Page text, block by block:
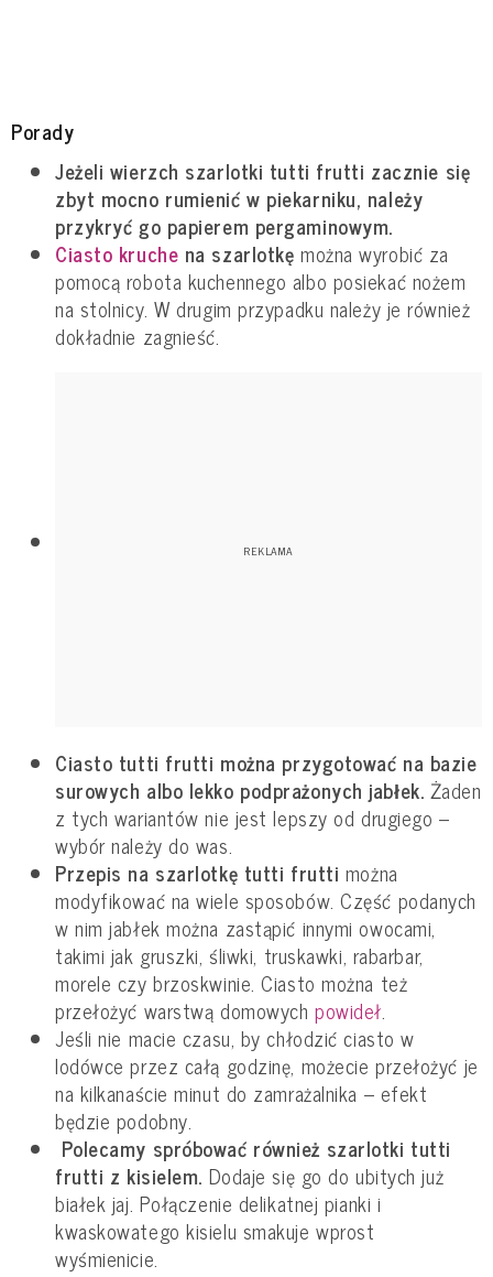
Porady
Jeżeli wierzch szarlotki tutti frutti zacznie się
zbyt mocno rumienić w piekarniku, należy
przykryć go papierem pergaminowym.
Ciasto kruche na szarlotkę można wyrobić za
pomocą robota kuchennego albo posiekać nożem
na stolnicy. W drugim przypadku należy je również
dokładnie zagnieść.
Ciasto tutti frutti można przygotować na bazie
surowych albo lekko podprażonych jabłek. Żaden
z tych wariantów nie jest lepszy od drugiego –
wybór należy do was.
Przepis na szarlotkę tutti frutti można
modyfikować na wiele sposobów. Część podanych
w nim jabłek można zastąpić innymi owocami,
takimi jak gruszki, śliwki, truskawki, rabarbar,
morele czy brzoskwinie. Ciasto można też
przełożyć warstwą domowych powideł.
Jeśli nie macie czasu, by chłodzić ciasto w
lodówce przez całą godzinę, możecie przełożyć je
na kilkanaście minut do zamrażalnika – efekt
będzie podobny.
Polecamy spróbować również szarlotki tutti
frutti z kisielem. Dodaje się go do ubitych już
białek jaj. Połączenie delikatnej pianki i
kwaskowatego kisielu smakuje wprost
wyśmienicie.